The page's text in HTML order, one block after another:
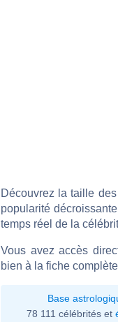
Découvrez la taille
popularité
temps réel de la
Vous avez accès
bien à la fiche
Base
78 111 célébrités et